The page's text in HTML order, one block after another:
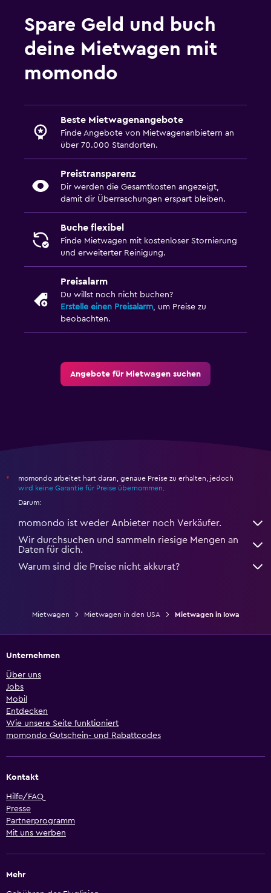
Spare Geld und buch
deine Mietwagen mit
momondo
Beste Mietwagenangebote
Finde Angebote von Mietwagenanbietern an
über 70.000 Standorten.
Preistransparenz
Dir werden die Gesamtkosten angezeigt,
damit dir Überraschungen erspart bleiben.
Buche flexibel
Finde Mietwagen mit kostenloser Stornierung
und erweiterter Reinigung.
Preisalarm
Du willst noch nicht buchen?
Erstelle einen Preisalarm, um Preise zu
beobachten.
Angebote für Mietwagen suchen
*
momondo arbeitet hart daran, genaue Preise zu erhalten, jedoch
wird keine Garantie für Preise übernommen.
Darum:
momondo ist weder Anbieter noch Verkäufer.
Wir durchsuchen und sammeln riesige Mengen an
Daten für dich.
Warum sind die Preise nicht akkurat?
Mietwagen Mietwagen in den USA Mietwagen in Iowa
Unternehmen
Über uns
Jobs
Mobil
Entdecken
Wie unsere Seite funktioniert
momondo Gutschein- und Rabattcodes
Kontakt
Hilfe/FAQ
Presse
Partnerprogramm
Mit uns werben
Mehr